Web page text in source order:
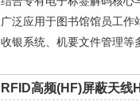
广泛应用于图书馆馆员工
收银系统、机要文件管理等
RFID高频(HF)屏蔽天线